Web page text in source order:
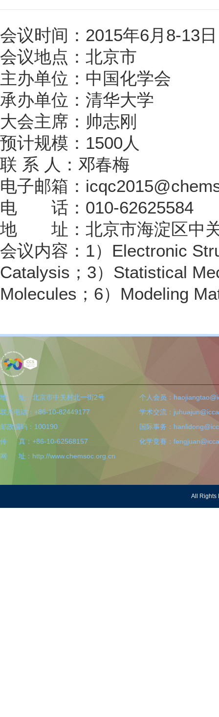
会议时间：2015年6月8-13日
会议地点：北京市
主办单位：中国化学会
承办单位：清华大学
大会主席：帅志刚
预计规模：1500人
联 系 人：邓春梅
电子邮箱：
电 话：010-62625584
地 址：北京市海淀区中关
会议内容：1）Electronic
Catalysis；3）Statistical
Molecules；6）Modeling
地 址：北京市中关村北一街2号
联系电话：+86-10-82449177
邮政编码：100190
传 真：+86-10-62568157
网 址：http://www.chemsoc.org.cn
个人会员：
学术交流：
国际事务：
化学竞赛：
All Rights